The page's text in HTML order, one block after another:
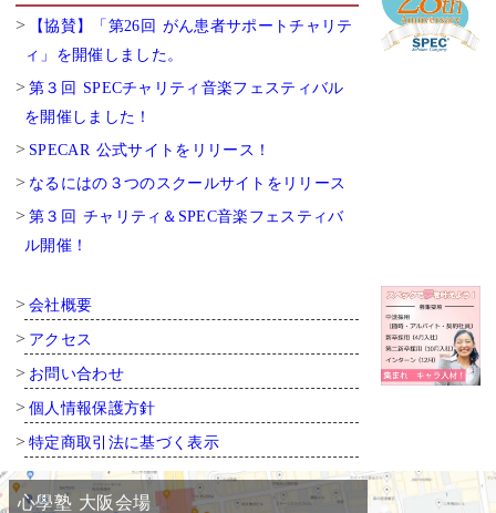
【協賛】「第26回 がん患者サポートチャリテ
ィ」を開催しました。
第３回 SPECチャリティ音楽フェスティバル
を開催しました！
SPECAR 公式サイトをリリース！
なるにはの３つのスクールサイトをリリース
第３回 チャリティ＆SPEC音楽フェスティバ
ル開催！
会社概要
アクセス
お問い合わせ
個人情報保護方針
特定商取引法に基づく表示
心學塾 大阪会場